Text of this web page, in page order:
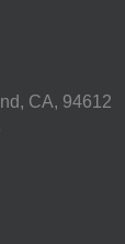
CA, 94612